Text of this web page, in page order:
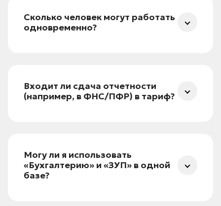
Сколько человек могут работать
одновременно?
подключении.
Входит ли сдача отчетности
(например, в ФНС/ПФР) в тариф?
Могу ли я использовать
«Бухгалтерию» и «ЗУП» в одной
базе?